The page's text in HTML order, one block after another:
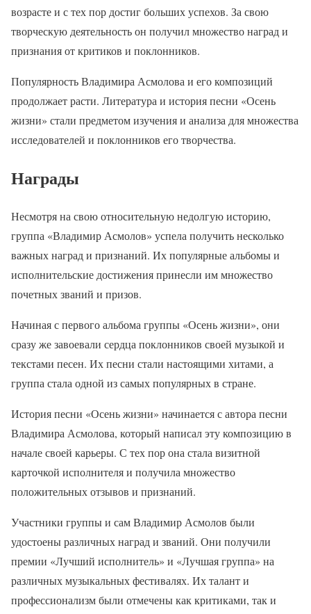
возрасте и с тех пор достиг больших успехов. За свою
творческую деятельность он получил множество наград и
признания от критиков и поклонников.
Популярность Владимира Асмолова и его композиций
продолжает расти. Литература и история песни «Осень
жизни» стали предметом изучения и анализа для множества
исследователей и поклонников его творчества.
Награды
Несмотря на свою относительную недолгую историю,
группа «Владимир Асмолов» успела получить несколько
важных наград и признаний. Их популярные альбомы и
исполнительские достижения принесли им множество
почетных званий и призов.
Начиная с первого альбома группы «Осень жизни», они
сразу же завоевали сердца поклонников своей музыкой и
текстами песен. Их песни стали настоящими хитами, а
группа стала одной из самых популярных в стране.
История песни «Осень жизни» начинается с автора песни
Владимира Асмолова, который написал эту композицию в
начале своей карьеры. С тех пор она стала визитной
карточкой исполнителя и получила множество
положительных отзывов и признаний.
Участники группы и сам Владимир Асмолов были
удостоены различных наград и званий. Они получили
премии «Лучший исполнитель» и «Лучшая группа» на
различных музыкальных фестивалях. Их талант и
профессионализм были отмечены как критиками, так и